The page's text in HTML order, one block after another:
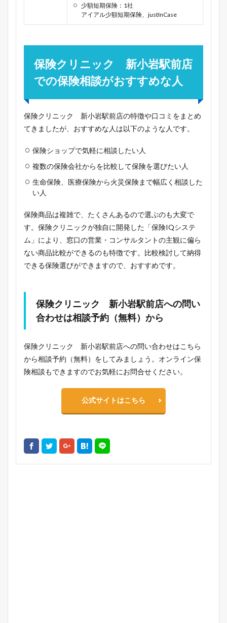
少額短期保険：1社
アイアル少額短期保険、justInCase
保険クリニック 新小岩駅前店
での保険相談がおすすめな人
保険クリニック 新小岩駅前店の特徴や口コミをまとめ
てきましたが、おすすめな人は以下のような人です。
保険ショップで気軽に相談したい人
複数の保険会社からを比較して保険を選びたい人
生命保険、医療保険から火災保険まで幅広く相談した
い人
保険商品は複雑で、たくさんあるので選ぶのも大変で
す。保険クリニックが独自に開発した「保険IQシステ
ム」により、窓口の営業・コンサルタントの主観に偏ら
ない商品比較ができるのも特徴です。比較検討して納得
できる保険選びができますので、おすすめです。
保険クリニック 新小岩駅前店への問い
合わせは相談予約（無料）から
保険クリニック 新小岩駅前店への問い合わせはこちら
から相談予約（無料）をしてみましょう。オンライン保
険相談もできますのでお気軽にお問合せください。
公式サイトはこちら